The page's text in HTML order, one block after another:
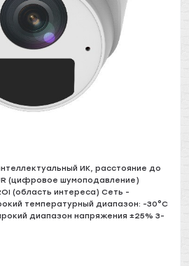
ИК, расстояние до
(цифровое шумоподавление)
(область интереса) Сеть -
температурный диапазон: -30°C
диапазон напряжения ±25% 3-